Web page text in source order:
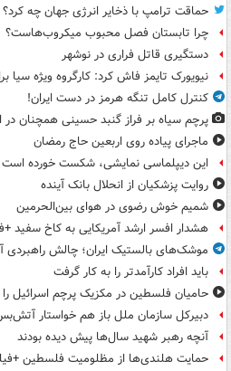
حماقت ترامپ با ذخایر انرژی جهان چه کرد؟
چرا تابستان فصل محبوب میکروب‌هاست؟
دستگیری قاتل فراری در نوشهر
نیویورک تایمز فاش کرد: کارگروه ویژه سیا
کنترل کامل تنگه هرمز در دست ایران!
پرچم سیاه بر فراز گنبد حسینی همچنان در
ماجرای پیاده روی اربعین حاج رمضان
این دیپلماسی نمایشی، شکست خورده است
روایت پزشکیان از انحلال بانک آینده
شمیم خوش رضوی در هوای بین‌الحرمین
هشدار افسر ارشد آمریکایی به کاخ سفید
موشک‌های بالستیک ایران؛ چالش راهبردی
باید افراد کارآمدتر را به کار گرفت
حامیان فلسطین در مکزیک پرچم اسرائیل
دبیرکل سازمان ملل باز هم خواستار
آنچه رهبر شهید سال‌ها پیش دیده بودند
حمایت هلندی‌ها از مظلومیت فلسطین